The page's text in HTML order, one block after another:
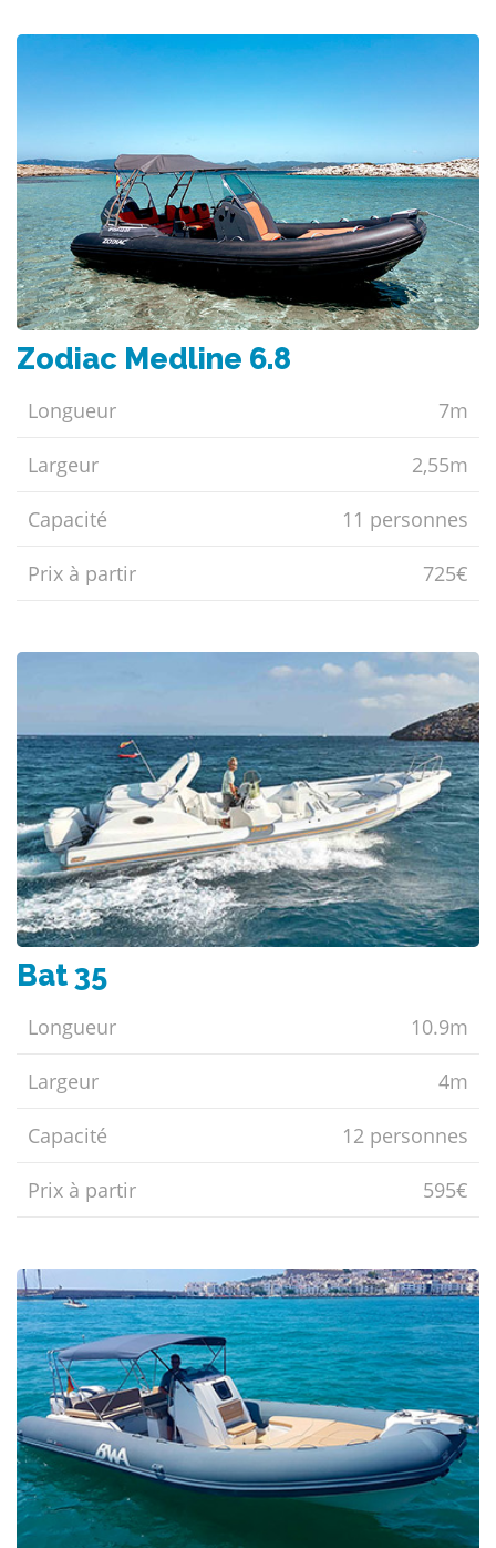
Zodiac Medline 6.8
Longueur 7m
Largeur 2,55m
Capacité 11 personnes
Prix ​​à partir 725€
Bat 35
Longueur 10.9m
Largeur 4m
Capacité 12 personnes
Prix ​​à partir 595€